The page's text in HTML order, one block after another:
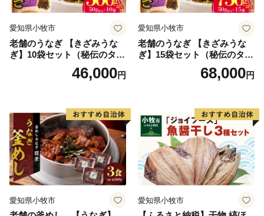
愛知県小牧市
老舗のうなぎ 【きざみうな
ぎ】10袋セット（秘伝のタレ
46,000円
愛知県小牧市
老舗のうなぎ 【きざみうな
ぎ】15袋セット（秘伝のタレ
68,000円
愛知県小牧市 愛知県小牧市